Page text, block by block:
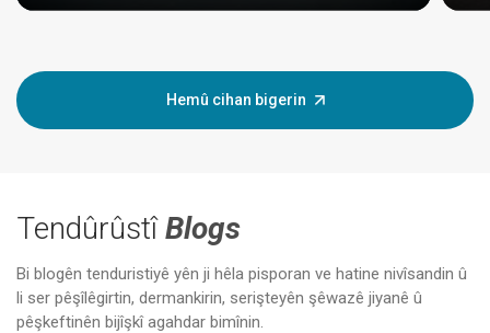
Hemû cihan bigerin
TendûrûstîBlogs
Bi blogên tenduristiyê yên ji hêla pisporan ve hatine nivîsandin û
li ser pêşîlêgirtin, dermankirin, serişteyên şêwazê jiyanê û
pêşkeftinên bijîşkî agahdar bimînin.